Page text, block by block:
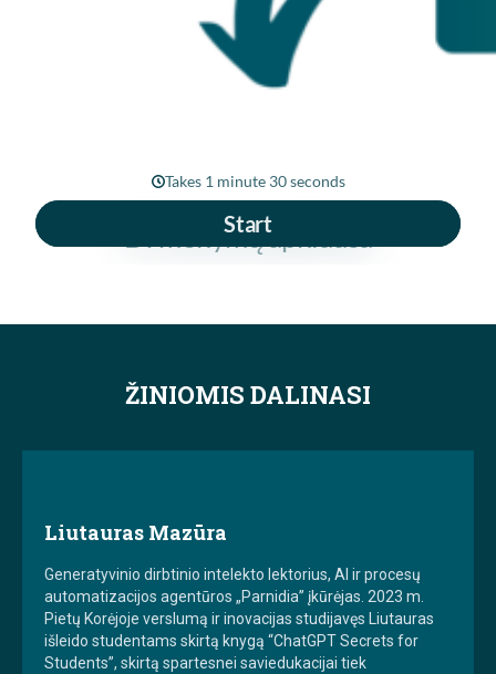
ŽINIOMIS DALINASI
Liutauras Mazūra
Generatyvinio dirbtinio intelekto lektorius, AI ir procesų
automatizacijos agentūros „Parnidia” įkūrėjas. 2023 m.
Pietų Korėjoje verslumą ir inovacijas studijavęs Liutauras
išleido studentams skirtą knygą “ChatGPT Secrets for
Students”, skirtą spartesnei saviedukacijai tiek